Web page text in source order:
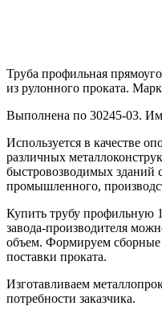
Труба профильная
из рулонного проката.
Выполнена по 30245-03.
Используется в качестве
различных
быстровозводимых зданий
промышленного,
Купить трубу профильную
завода-производителя
объем. Формируем
поставки проката.
Изготавливаем
потребности заказчика.